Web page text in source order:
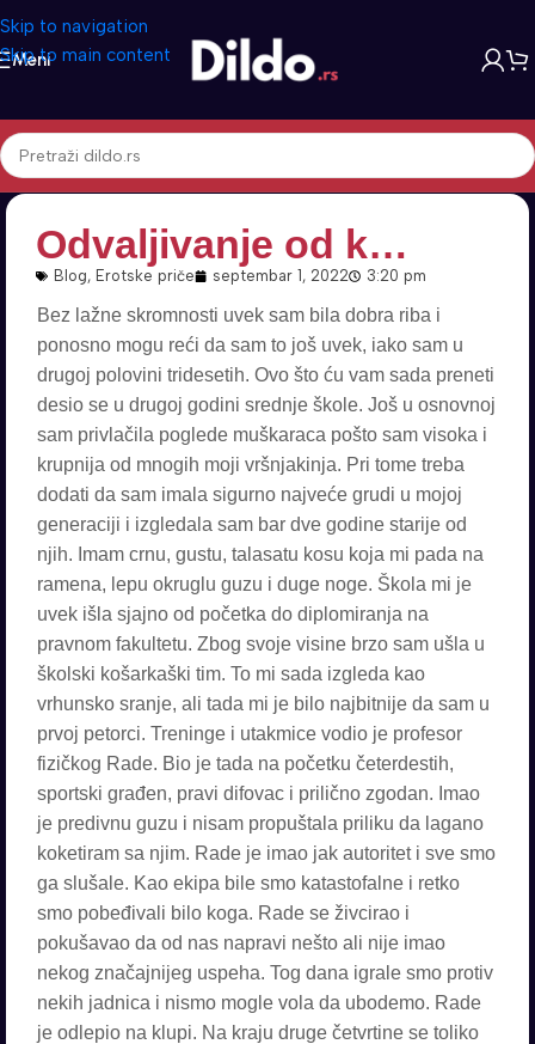
Skip to navigation
Skip to main content
Meni
Odvaljivanje od k…
Blog, Erotske priče septembar 1, 2022 3:20 pm
Bez lažne skromnosti uvek sam bila dobra riba i
ponosno mogu reći da sam to još uvek, iako sam u
drugoj polovini tridesetih. Ovo što ću vam sada preneti
desio se u drugoj godini srednje škole. Još u osnovnoj
sam privlačila poglede muškaraca pošto sam visoka i
krupnija od mnogih moji vršnjakinja. Pri tome treba
dodati da sam imala sigurno najveće grudi u mojoj
generaciji i izgledala sam bar dve godine starije od
njih. Imam crnu, gustu, talasatu kosu koja mi pada na
ramena, lepu okruglu guzu i duge noge. Škola mi je
uvek išla sjajno od početka do diplomiranja na
pravnom fakultetu. Zbog svoje visine brzo sam ušla u
školski košarkaški tim. To mi sada izgleda kao
vrhunsko sranje, ali tada mi je bilo najbitnije da sam u
prvoj petorci. Treninge i utakmice vodio je profesor
fizičkog Rade. Bio je tada na početku četerdestih,
sportski građen, pravi difovac i prilično zgodan. Imao
je predivnu guzu i nisam propuštala priliku da lagano
koketiram sa njim. Rade je imao jak autoritet i sve smo
ga slušale. Kao ekipa bile smo katastofalne i retko
smo pobeđivali bilo koga. Rade se živcirao i
pokušavao da od nas napravi nešto ali nije imao
nekog značajnijeg uspeha. Tog dana igrale smo protiv
nekih jadnica i nismo mogle vola da ubodemo. Rade
je odlepio na klupi. Na kraju druge četvrtine se toliko